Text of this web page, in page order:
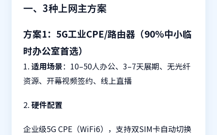
一、3种上网主方案
方案1：5G工业CPE/路由器（90%中小临
时办公室首选）
1. 适用场景：10–50人办公、3–7天展期、无光纤
资源、开幕视频签约、线上直播
2. 硬件配置
企业级5G CPE（WiFi6），支持双SIM卡自动切换